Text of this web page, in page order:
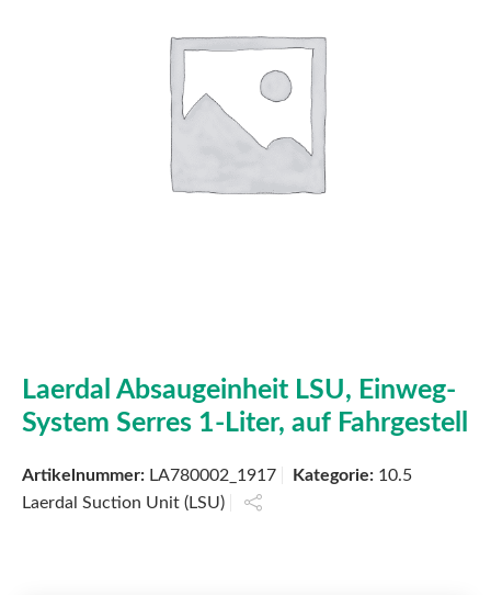
Laerdal Absaugeinheit LSU, Einweg-
System Serres 1-Liter, auf Fahrgestell
Artikelnummer: LA780002_1917 Kategorie: 10.5
Laerdal Suction Unit (LSU)